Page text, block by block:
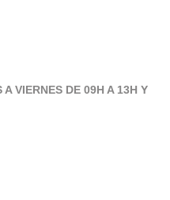
A VIERNES DE 09H A 13H Y